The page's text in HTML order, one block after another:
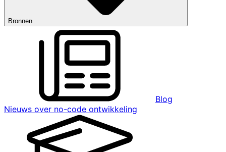
Bronnen
Blog
Nieuws over no-code ontwikkeling